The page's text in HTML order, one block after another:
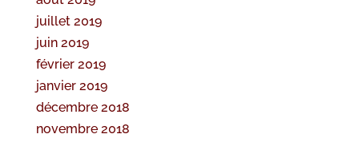
juillet 2019
juin 2019
février 2019
janvier 2019
décembre 2018
novembre 2018